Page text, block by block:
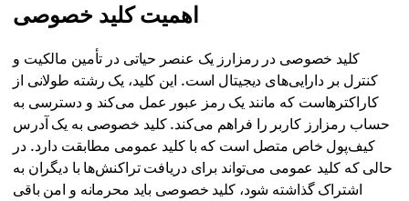
اهمیت کلید خصوصی
کلید خصوصی در رمزارز یک عنصر حیاتی در تأمین مالکیت و
کنترل بر دارایی‌های دیجیتال است. این کلید، یک رشته طولانی از
کاراکترهاست که مانند یک رمز عبور عمل می‌کند و دسترسی به
حساب رمزارز کاربر را فراهم می‌کند. کلید خصوصی به یک آدرس
کیف‌پول خاص متصل است که با کلید عمومی مطابقت دارد. در
حالی که کلید عمومی می‌تواند برای دریافت تراکنش‌ها با دیگران به
اشتراک گذاشته شود، کلید خصوصی باید محرمانه و امن باقی